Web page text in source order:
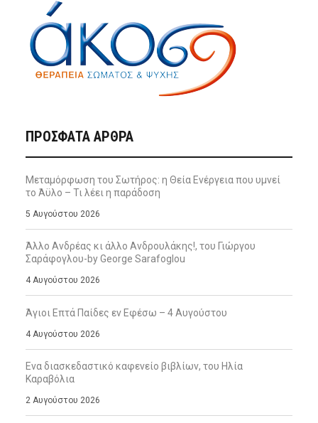
ΠΡΌΣΦΑΤΑ ΆΡΘΡΑ
Μεταμόρφωση του Σωτήρος: η Θεία Ενέργεια που υμνεί
το Άϋλο – Τι λέει η παράδοση
5 Αυγούστου 2026
Άλλο Ανδρέας κι άλλο Ανδρουλάκης!, του Γιώργου
Σαράφογλου-by George Sarafoglou
4 Αυγούστου 2026
Άγιοι Επτά Παίδες εν Εφέσω – 4 Αυγούστου
4 Αυγούστου 2026
Ενα διασκεδαστικό καφενείο βιβλίων, του Ηλία
Καραβόλια
2 Αυγούστου 2026